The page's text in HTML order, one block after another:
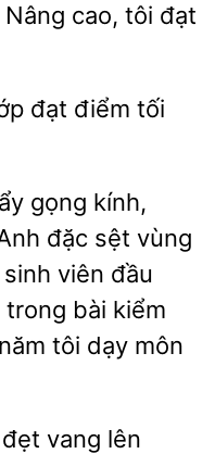
cao, tôi đạt
đạt điểm
gọng kính,
đặc sệt vùng
viên đầu
bài kiểm
tôi dạy môn
đẹt vang lên